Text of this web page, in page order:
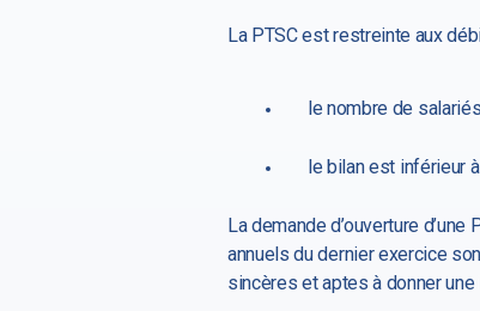
La PTSC est restreinte aux
le nombre de
le bilan est inférieur
La demande d’ouverture
annuels du dernier exercice
sincères et aptes à donner